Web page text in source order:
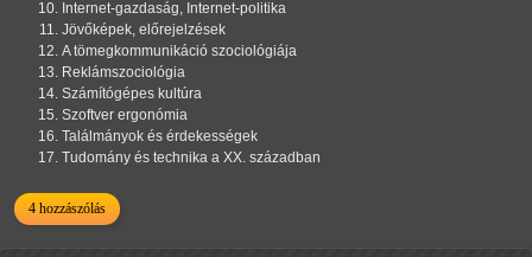
Internet-gazdaság, Internet-politika
Jövőképek, előrejelzések
A tömegkommunikáció szociológiája
Reklámszociológia
Számítógépes kultúra
Szoftver ergonómia
Találmányok és érdekességek
Tudomány és technika a XX. században
4 hozzászólás